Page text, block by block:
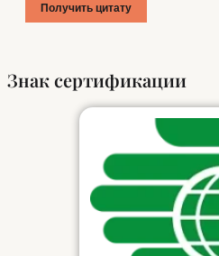
Получить цитату
Знак сертификации